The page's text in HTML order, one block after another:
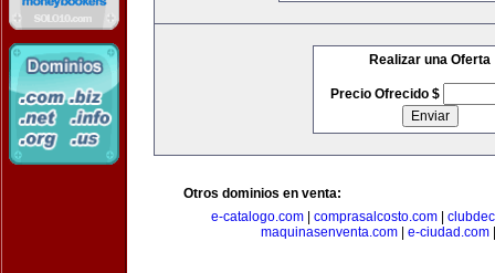
Realizar una Oferta
Precio Ofrecido $
Otros dominios en venta:
e-catalogo.com
comprasalcosto.com
maquinasenventa.com| e-ciudad.com